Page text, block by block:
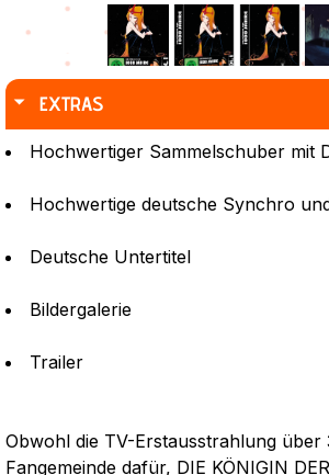
EXTRAS
Hochwertiger Sammelschuber mit
Hochwertige deutsche Synchro
Deutsche Untertitel
Bildergalerie
Trailer
Obwohl die TV-Erstausstrahlung
Fangemeinde dafür, DIE KÖNIGIN